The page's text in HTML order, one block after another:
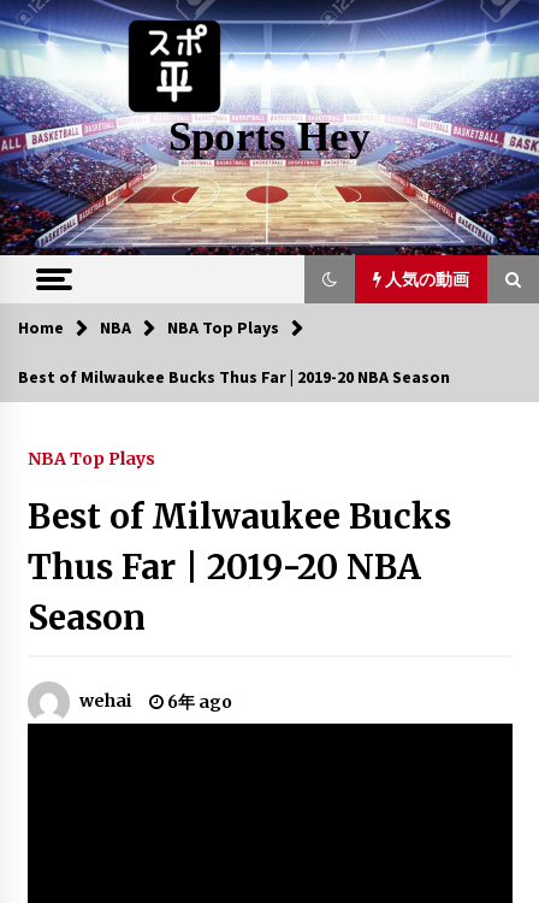
Skip
to
content
Sports Hey
人気の動画
人気の動画
Ricky Rubio Top 10
6年 ago
6年 ago
Home NBA NBA Top Plays
Best of Milwaukee Bucks Thus Far | 2019-20 NBA Season
NBA Top Plays
Best of Milwaukee Bucks
Thus Far | 2019-20 NBA
Season
wehai 6年 ago